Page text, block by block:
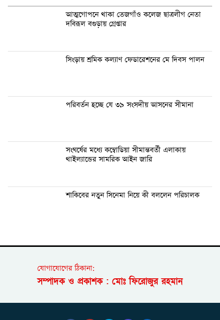
আত্মগোপনে থাকা তেজগাঁও কলেজ ছাত্রলীগ নেতা
দবিরূল বগুড়ায় গ্রেপ্তার
সিংড়ায় শ্রমিক কল্যাণ ফেডারেশনের মে দিবস পালন
পরিবর্তন হচ্ছে যে ৩৯ সংসদীয় আসনের সীমানা
সংঘর্ষের মধ্যে কম্বোডিয়া সীমান্তবর্তী এলাকায়
থাইল্যান্ডের সামরিক আইন জারি
শাকিবের নতুন সিনেমা নিয়ে কী বললেন পরিচালক
যোগাযোগের ঠিকানা:
সম্পাদক ও প্রকাশক : মোঃ ফিরোজুর রহমান